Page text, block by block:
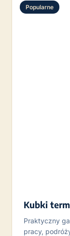
Popularne
Kubki
Praktyczny
pracy,